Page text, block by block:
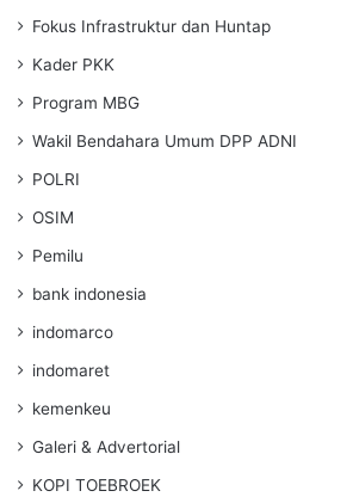
Fokus Infrastruktur dan Huntap
Kader PKK
Program MBG
Wakil Bendahara Umum DPP ADNI
POLRI
OSIM
Pemilu
bank indonesia
indomarco
indomaret
kemenkeu
Galeri & Advertorial
KOPI TOEBROEK